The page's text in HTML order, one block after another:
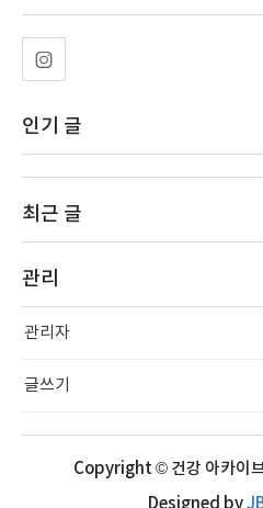
인기 글
최근 글
관리
관리자
글쓰기
Copyright © 건강 아카이
Designed by